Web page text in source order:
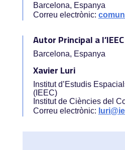
Barcelona, Espanya
Correu electrònic:
Autor Principal a l’IEEC
Barcelona, Espanya
Xavier Luri
Institut d’Estudis
(IEEC)
Institut de Ciències del
Correu electrònic: